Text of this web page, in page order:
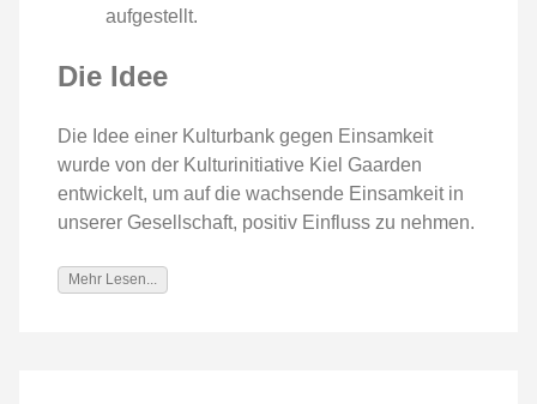
aufgestellt.
Die Idee
Die Idee einer Kulturbank gegen Einsamkeit
wurde von der Kulturinitiative Kiel Gaarden
entwickelt, um auf die wachsende Einsamkeit in
unserer Gesellschaft, positiv Einfluss zu nehmen.
Mehr Lesen...